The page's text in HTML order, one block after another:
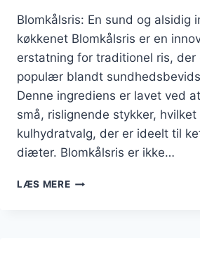
Blomkålsris: En sund og alsidig
køkkenet Blomkålsris er en
erstatning for traditionel ris, der
populær blandt
Denne ingrediens er lavet ved
små, rislignende stykker,
kulhydratvalg, der er ideelt til
diæter. Blomkålsris er ikke…
LÆS MEREBLOMKÅLSRIS